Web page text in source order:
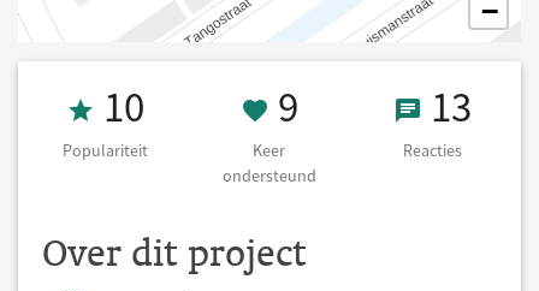
−
Populariteit 10
10
Populariteit
9 Keer
9
Keer
ondersteund
1313
Reacties
Over dit project